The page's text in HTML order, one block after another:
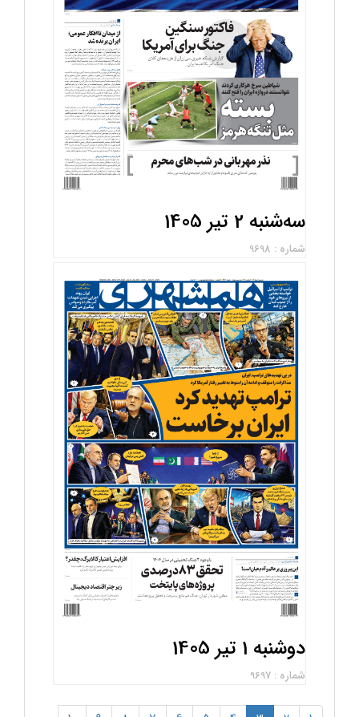
سه‌شنبه 2 تیر 1405
شماره : 9698
دوشنبه 1 تیر 1405
شماره : 9697